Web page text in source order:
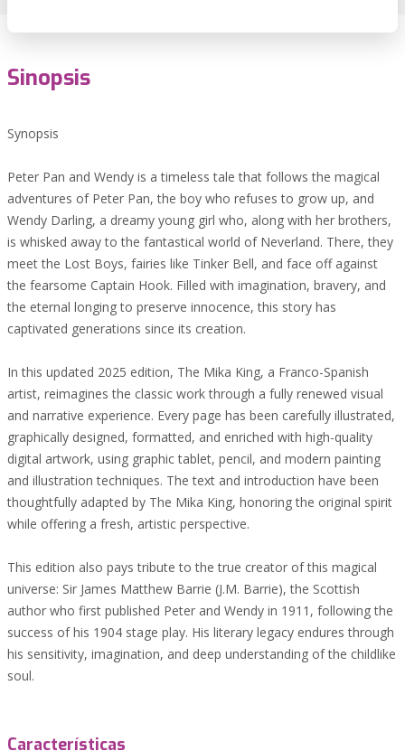
Sinopsis
Synopsis
Peter Pan and Wendy is a timeless tale that follows the magical
adventures of Peter Pan, the boy who refuses to grow up, and
Wendy Darling, a dreamy young girl who, along with her brothers,
is whisked away to the fantastical world of Neverland. There, they
meet the Lost Boys, fairies like Tinker Bell, and face off against
the fearsome Captain Hook. Filled with imagination, bravery, and
the eternal longing to preserve innocence, this story has
captivated generations since its creation.
In this updated 2025 edition, The Mika King, a Franco-Spanish
artist, reimagines the classic work through a fully renewed visual
and narrative experience. Every page has been carefully illustrated,
graphically designed, formatted, and enriched with high-quality
digital artwork, using graphic tablet, pencil, and modern painting
and illustration techniques. The text and introduction have been
thoughtfully adapted by The Mika King, honoring the original spirit
while offering a fresh, artistic perspective.
This edition also pays tribute to the true creator of this magical
universe: Sir James Matthew Barrie (J.M. Barrie), the Scottish
author who first published Peter and Wendy in 1911, following the
success of his 1904 stage play. His literary legacy endures through
his sensitivity, imagination, and deep understanding of the childlike
soul.
Características